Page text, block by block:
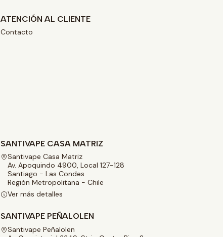
ATENCIÓN AL CLIENTE
Contacto
SANTIVAPE CASA MATRIZ
Santivape Casa Matriz
Av. Apoquindo 4900, Local 127-128
Santiago - Las Condes
Región Metropolitana - Chile
Ver más detalles
SANTIVAPE PEÑALOLEN
Santivape Peñalolen